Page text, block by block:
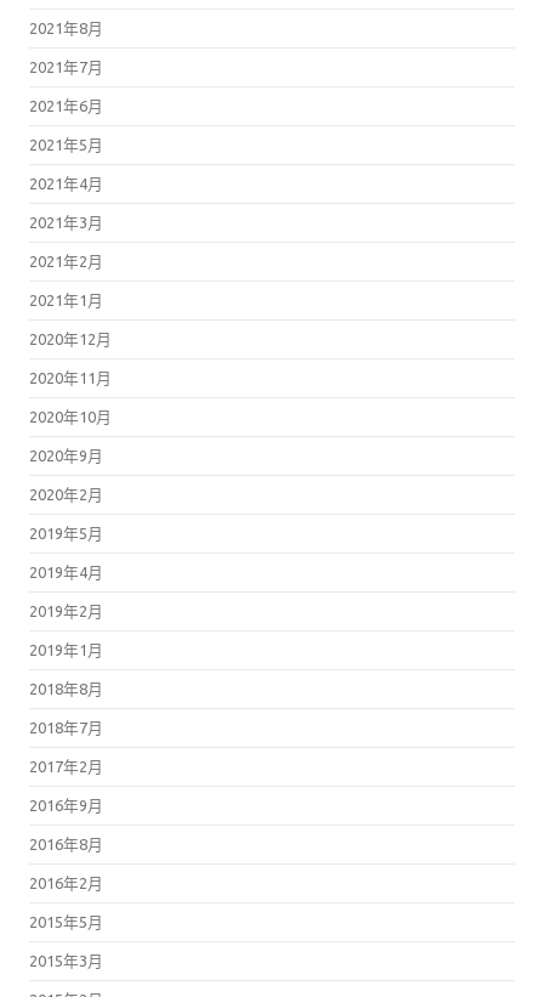
2021年8月
2021年7月
2021年6月
2021年5月
2021年4月
2021年3月
2021年2月
2021年1月
2020年12月
2020年11月
2020年10月
2020年9月
2020年2月
2019年5月
2019年4月
2019年2月
2019年1月
2018年8月
2018年7月
2017年2月
2016年9月
2016年8月
2016年2月
2015年5月
2015年3月